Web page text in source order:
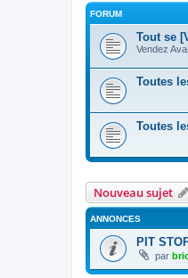
FORUM
Tout se
Vendez
Toutes
Toutes
Nouveau sujet
ANNONCES
PIT
par